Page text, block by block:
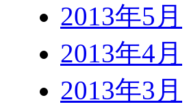
2013年5月
2013年4月
2013年3月